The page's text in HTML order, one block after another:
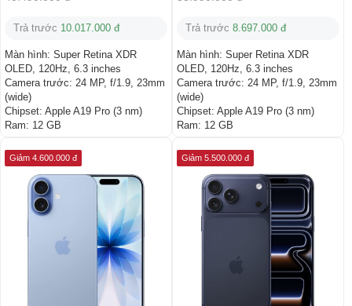
Trả trước 10.017.000 đ
Màn hình: Super Retina XDR
OLED, 120Hz, 6.3 inches
Camera trước: 24 MP, f/1.9, 23mm
(wide)
Chipset: Apple A19 Pro (3 nm)
Ram: 12 GB
Trả trước 8.697.000 đ
Màn hình: Super Retina XDR
OLED, 120Hz, 6.3 inches
Camera trước: 24 MP, f/1.9, 23mm
(wide)
Chipset: Apple A19 Pro (3 nm)
Ram: 12 GB
Giảm 4.600.000 đ Giảm 5.500.000 đ